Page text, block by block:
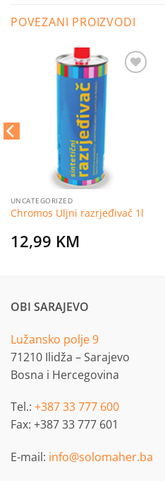
POVEZANI PROIZVODI
UNCATEGORIZED
Chromos Uljni razrjeđivač 1l
12,99 KM
OBI SARAJEVO
Lužansko polje 9
71210 Ilidža – Sarajevo
Bosna i Hercegovina
Tel.: +387 33 777 600
Fax: +387 33 777 601
E-mail: info@solomaher.ba